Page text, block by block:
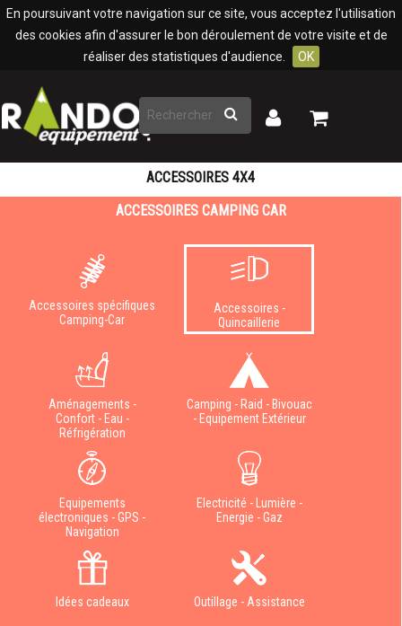
En poursuivant votre navigation sur ce site, vous acceptez l'utilisation
des cookies afin d'assurer le bon déroulement de votre visite et de
réaliser des statistiques d'audience.
OK
Rechercher
Mon
Mon
ACCESSOIRES 4X4
ACCESSOIRES CAMPING CAR
Accessoires spécifiques
Camping-Car
Accessoires -
Quincaillerie
Aménagements -
Confort - Eau -
Réfrigération
Camping - Raid - Bivouac
- Equipement Extérieur
Equipements
électroniques - GPS -
Navigation
Electricité - Lumière -
Energie - Gaz
Idées cadeaux Outillage - Assistance
Panneau de gestion des cookies